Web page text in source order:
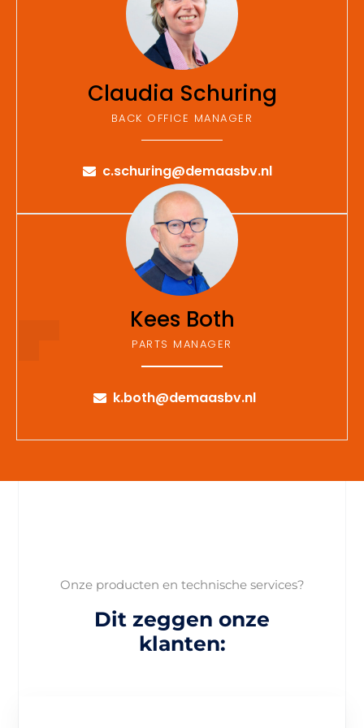
Claudia Schuring
BACK OFFICE MANAGER
c.schuring@demaasbv.nl
Kees Both
PARTS MANAGER
k.both@demaasbv.nl
Onze producten en technische services?
Dit zeggen onze
klanten: